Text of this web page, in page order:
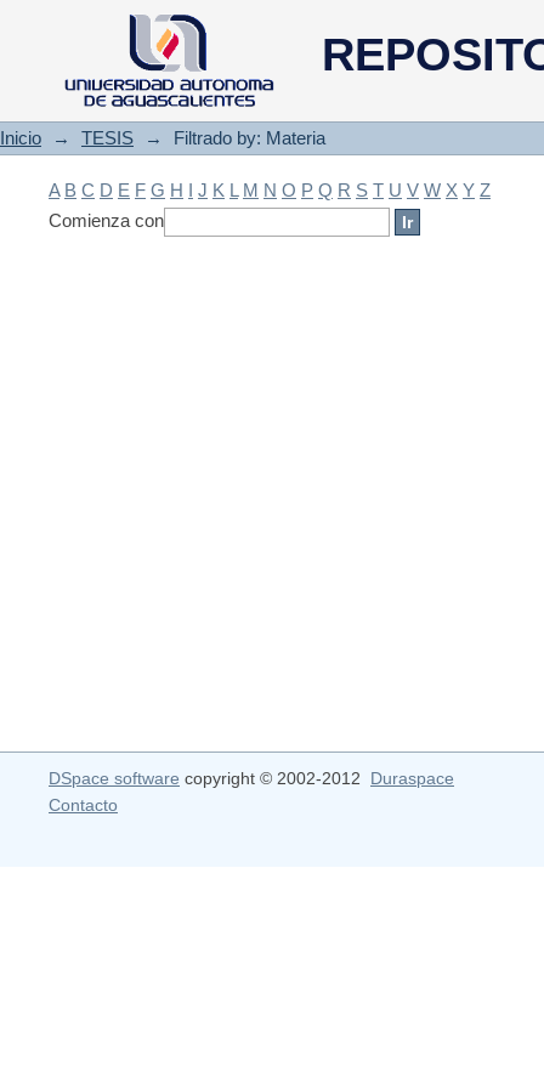
Filtrado by: Materia
Inicio → TESIS → Filtrado by: Materia
A B C D E F G H I J K L M N O P Q R S T U V W X Y Z
Comienza con
DSpace software copyright © 2002-2012 Duraspace
Contacto